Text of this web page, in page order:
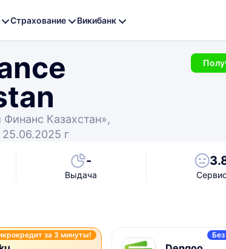
Страхование Викибанк
Казахстан»,
25.06.2025 г
-
Выдача Сервис
за 3 минуты!